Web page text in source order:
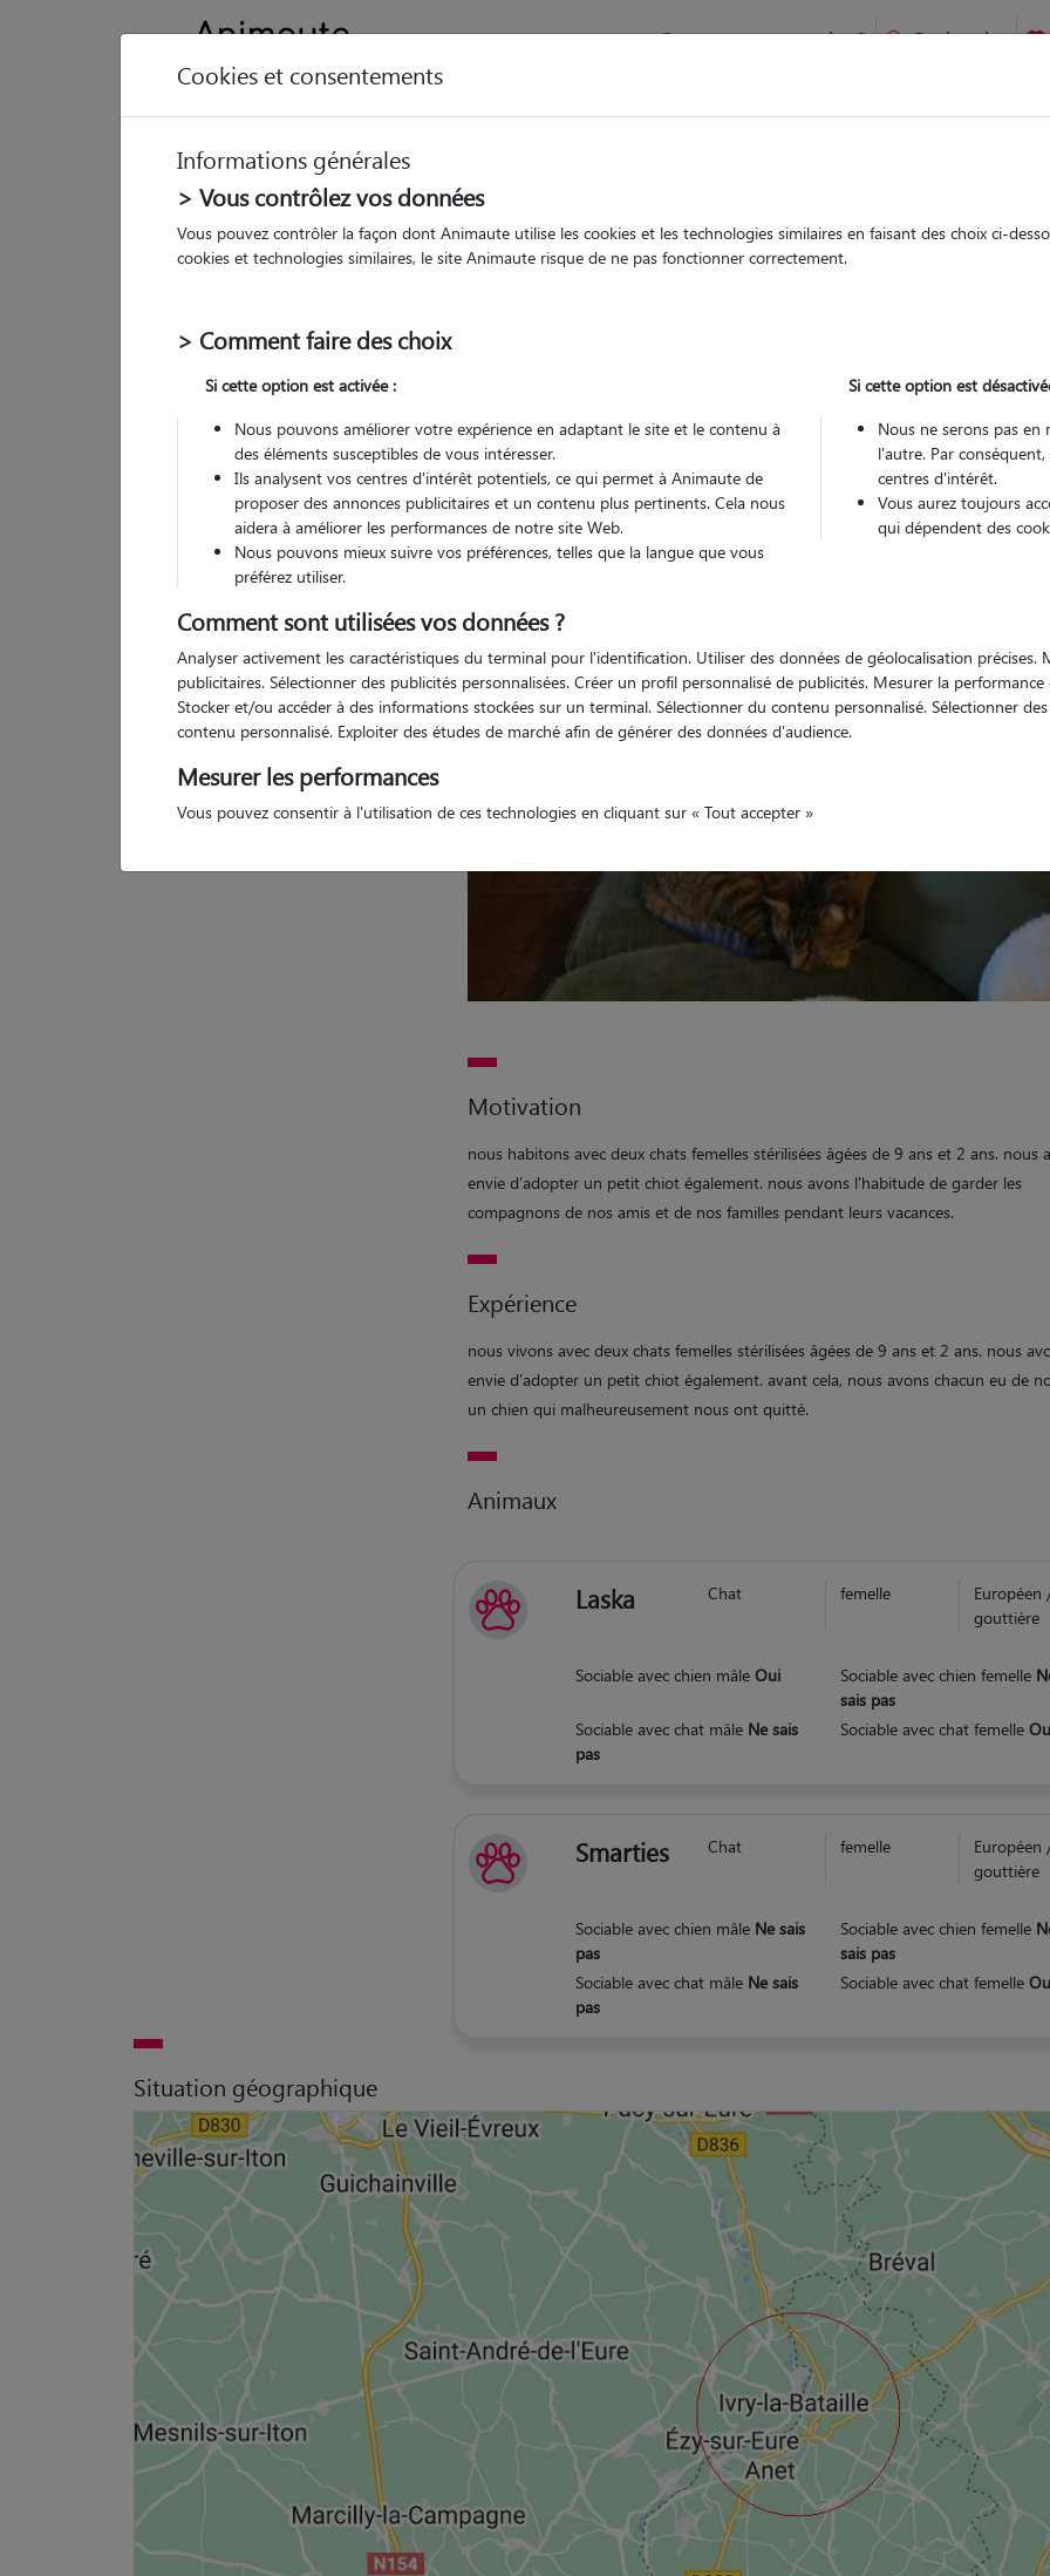
Comment ça marche ? Recherche
Florent
Motivation
nous habitons avec deux chats femelles stérilisées âgées de 9 ans et 2 ans. nous
envie d'adopter un petit chiot également. nous avons l'habitude de garder les
compagnons de nos amis et de nos familles pendant leurs vacances.
Expérience
nous vivons avec deux chats femelles stérilisées âgées de 9 ans et 2 ans. nous
envie d'adopter un petit chiot également. avant cela, nous avons chacun eu de
un chien qui malheureusement nous ont quitté.
Animaux
Laska Chat femelle
Européen
gouttière
Sociable avec chien mâle Oui Sociable avec chien femelle
sais pas
Sociable avec chat mâle Ne sais
pas
Sociable avec chat femelle
Smarties Chat femelle
Européen
gouttière
Sociable avec chien mâle Ne sais
pas
Sociable avec chien femelle
sais pas
Sociable avec chat mâle Ne sais
pas
Sociable avec chat femelle
Situation géographique
Cookies et consentements
Informations générales
> Vous contrôlez vos données
Vous pouvez contrôler la façon dont Animaute utilise les cookies et les technologies similaires en faisant des choix ci-
cookies et technologies similaires, le site Animaute risque de ne pas fonctionner correctement.
> Comment faire des choix
Si cette option est activée :
Nous pouvons améliorer votre expérience en adaptant le site et le contenu à
des éléments susceptibles de vous intéresser.
Ils analysent vos centres d'intérêt potentiels, ce qui permet à Animaute de
proposer des annonces publicitaires et un contenu plus pertinents. Cela nous
aidera à améliorer les performances de notre site Web.
Nous pouvons mieux suivre vos préférences, telles que la langue que vous
préférez utiliser.
Si cette option est
Nous ne serons pas en
l'autre. Par
centres d'intérêt.
Vous aurez toujours
qui dépendent des
Comment sont utilisées vos données ?
Analyser activement les caractéristiques du terminal pour l'identification. Utiliser des données de géolocalisation précises.
publicitaires. Sélectionner des publicités personnalisées. Créer un profil personnalisé de publicités. Mesurer la
Stocker et/ou accéder à des informations stockées sur un terminal. Sélectionner du contenu personnalisé. Sélectionner
contenu personnalisé. Exploiter des études de marché afin de générer des données d'audience.
Mesurer les performances
Vous pouvez consentir à l'utilisation de ces technologies en cliquant sur « Tout accepter »